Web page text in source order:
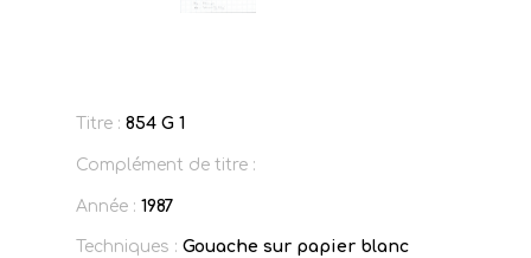
Titre : 854 G 1
Complément de titre :
Année : 1987
Techniques : Gouache sur papier blanc